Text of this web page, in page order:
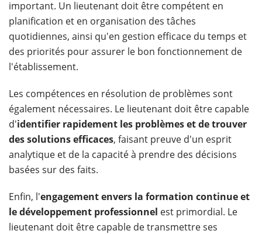
important. Un lieutenant doit être compétent en
planification et en organisation des tâches
quotidiennes, ainsi qu'en gestion efficace du temps et
des priorités pour assurer le bon fonctionnement de
l'établissement.
Les compétences en résolution de problèmes sont
également nécessaires. Le lieutenant doit être capable
d'identifier rapidement les problèmes et de trouver
des solutions efficaces, faisant preuve d'un esprit
analytique et de la capacité à prendre des décisions
basées sur des faits.
Enfin, l'engagement envers la formation continue et
le développement professionnel est primordial. Le
lieutenant doit être capable de transmettre ses